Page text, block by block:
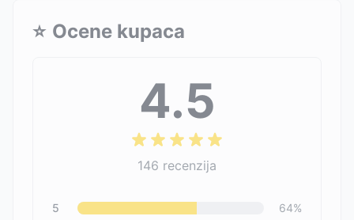
⭐ Ocene kupaca
4.5
146 recenzija
5 64%